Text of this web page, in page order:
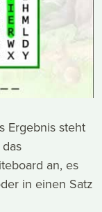
Ergebnis steht
an, es
in einen Satz